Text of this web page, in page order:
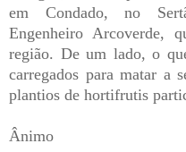
em Condado, no
Engenheiro Arcoverde,
região. De um lado, o
carregados para matar a
plantios de hortifrutis
Ânimo